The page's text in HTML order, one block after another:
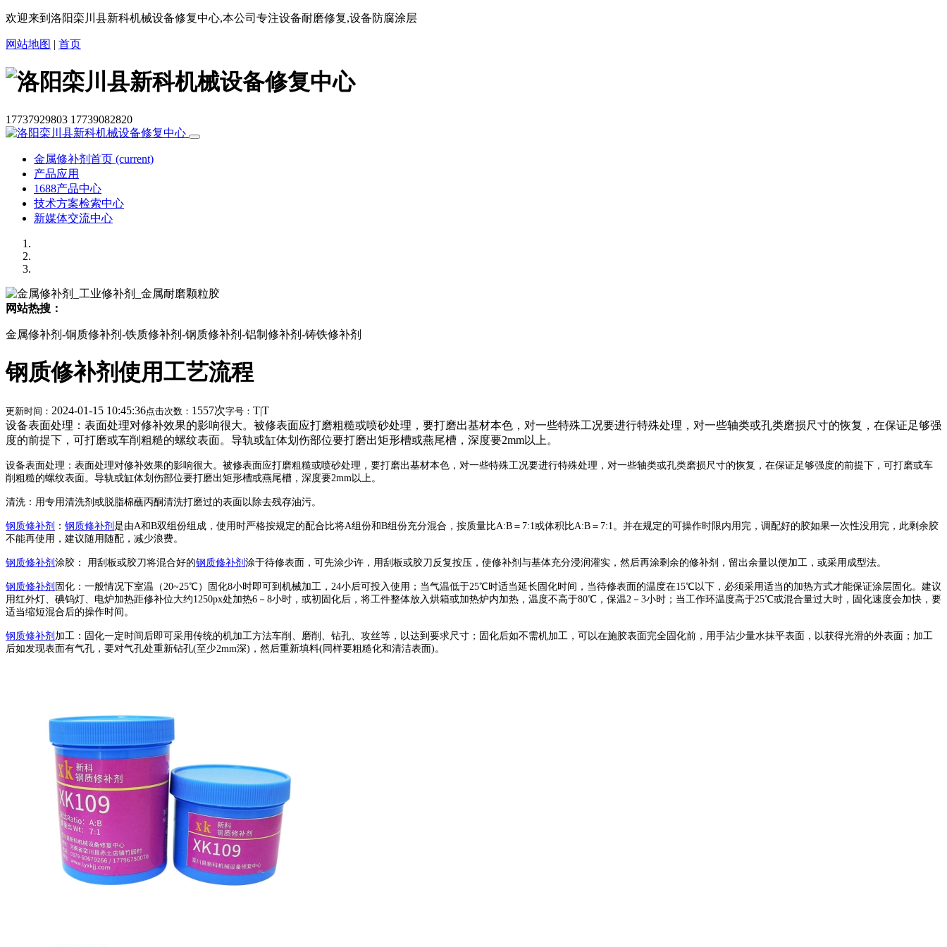
欢迎来到洛阳栾川县新科机械设备修复中心,本公司专注设备耐磨修复,设备防腐涂层
网站地图 | 首页
17737929803 17739082820
金属修补剂首页 (current)
产品应用
1688产品中心
技术方案检索中心
新媒体交流中心
网站热搜：
金属修补剂-铜质修补剂-铁质修补剂-钢质修补剂-铝制修补剂-铸铁修补剂
钢质修补剂使用工艺流程
更新时间： 2024-01-15 10:45:36点击次数： 1557次字号： T|T
设备表面处理：表面处理对修补效果的影响很大。被修表面应打磨粗糙或喷砂处理，要打磨出基材本色，对一些特殊工况要进行特殊处理，对一些轴类或孔类磨损尺寸的恢复，在保证足够强
度的前提下，可打磨或车削粗糙的螺纹表面。导轨或缸体划伤部位要打磨出矩形槽或燕尾槽，深度要2mm以上。
设备表面处理：表面处理对修补效果的影响很大。被修表面应打磨粗糙或喷砂处理，要打磨出基材本色，对一些特殊工况要进行特殊处理，对一些轴类或孔类磨损尺寸的恢复，在保证足够强度的前提下，可打磨或车
削粗糙的螺纹表面。导轨或缸体划伤部位要打磨出矩形槽或燕尾槽，深度要2mm以上。
清洗：用专用清洗剂或脱脂棉蘸丙酮清洗打磨过的表面以除去残存油污。
钢质修补剂 ： 钢质修补剂 是由A和B双组份组成，使用时严格按规定的配合比将A组份和B组份充分混合，按质量比A:B＝7:1或体积比A:B＝7:1。并在规定的可操作时限内用完，调配好的胶如果一次性没用完，此剩余胶
不能再使用，建议随用随配，减少浪费。
钢质修补剂 涂胶： 用刮板或胶刀将混合好的钢质修补剂 涂于待修表面，可先涂少许，用刮板或胶刀反复按压，使修补剂与基体充分浸润灌实，然后再涂剩余的修补剂，留出余量以便加工，或采用成型法。
钢质修补剂 固化：一般情况下室温（20~25℃）固化8小时即可到机械加工，24小后可投入使用；当气温低于25℃时适当延长固化时间，当待修表面的温度在15℃以下，必须采用适当的加热方式才能保证涂层固化。建议
用红外灯、碘钨灯、电炉加热距修补位大约1250px处加热6－8小时，或初固化后，将工件整体放入烘箱或加热炉内加热，温度不高于80℃，保温2－3小时；当工作环温度高于25℃或混合量过大时，固化速度会加快，要
适当缩短混合后的操作时间。
钢质修补剂 加工：固化一定时间后即可采用传统的机加工方法车削、磨削、钻孔、攻丝等，以达到要求尺寸；固化后如不需机加工，可以在施胶表面完全固化前，用手沾少量水抹平表面，以获得光滑的外表面；加工
后如发现表面有气孔，要对气孔处重新钻孔(至少2mm深)，然后重新填料(同样要粗糙化和清洁表面)。